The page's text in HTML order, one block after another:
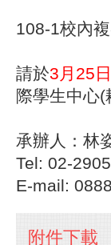
108-1校內
請於3月25
際學生中心
承辦人：林
Tel: 02-
E-mail:
附件下載